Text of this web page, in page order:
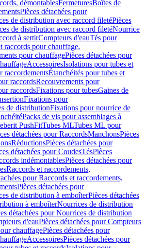
démontablesFermeturesBoîtes de
Pièces détachées pour
de distribution avec raccord filetéPièces
de distribution avec raccord filetéNourrice
à sertirCompteurs d'eauTés pour
raccords pour chauffage,
pour chauffagePièces détachées pour
AccessoiresIsolations pour tubes et
raccordementsÉtanchéités pour tubes et
raccordsRecouvrements pour
raccordsFixations pour tubesGaines de
Fixations pour
de distributionFixations pour nourrice de
Packs de vis pour assemblages à
PushFitTubes MLTubes ML pour
détachées pour RaccordsManchonsPièces
RéductionsPièces détachées pour
détachées pour CoudesTésPièces
indémontablesPièces détachées pour
Raccords et raccordements,
pour Raccords et raccordements,
Pièces détachées pour
de distribution à emboîterPièces détachées
à emboîterNourrices de distribution
détachées pour Nourrices de distribution
d'eauPièces détachées pour Compteurs
chauffagePièces détachées pour
AccessoiresPièces détachées pour